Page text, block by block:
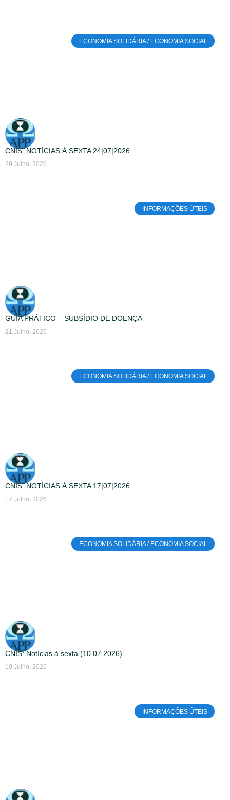
ECONOMIA SOLIDÁRIA / ECONOMIA SOCIAL
CNIS: NOTÍCIAS À SEXTA 24|07|2026
29 Julho, 2026
INFORMAÇÕES ÚTEIS
GUIA PRÁTICO – SUBSÍDIO DE DOENÇA
21 Julho, 2026
ECONOMIA SOLIDÁRIA / ECONOMIA SOCIAL
CNIS: NOTÍCIAS À SEXTA 17|07|2026
17 Julho, 2026
ECONOMIA SOLIDÁRIA / ECONOMIA SOCIAL
CNIS: Notícias à sexta (10.07.2026)
10 Julho, 2026
INFORMAÇÕES ÚTEIS